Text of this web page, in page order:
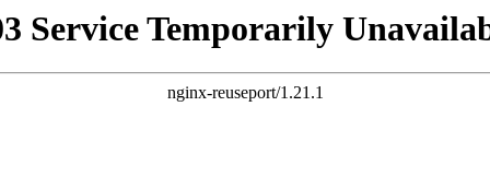
Service Temporarily
nginx-reuseport/1.21.1